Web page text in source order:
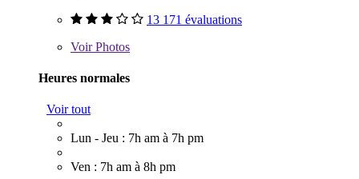
13 171 évaluations
VoirPhotos
Heures normales
Voir tout
Lun - Jeu : 7h am à 7h pm
Ven : 7h am à 8h pm